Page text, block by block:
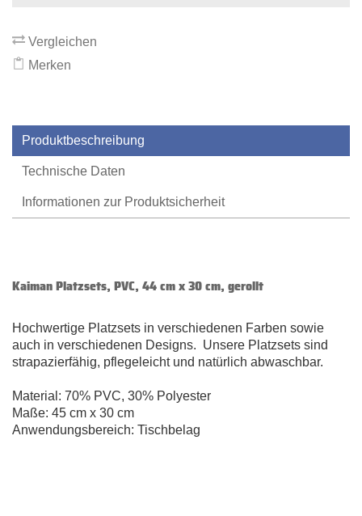
Vergleichen
Merken
Produktbeschreibung
Technische Daten
Informationen zur Produktsicherheit
Kaiman Platzsets, PVC, 44 cm x 30 cm, gerollt
Hochwertige Platzsets in verschiedenen Farben sowie
auch in verschiedenen Designs. Unsere Platzsets sind
strapazierfähig, pflegeleicht und natürlich abwaschbar.
Material: 70% PVC, 30% Polyester
Maße: 45 cm x 30 cm
Anwendungsbereich: Tischbelag